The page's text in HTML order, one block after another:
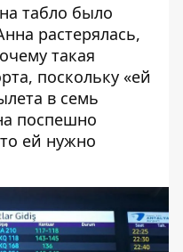
табло было
растерялась,
такая
поскольку «ей
в семь
поспешно
ей нужно